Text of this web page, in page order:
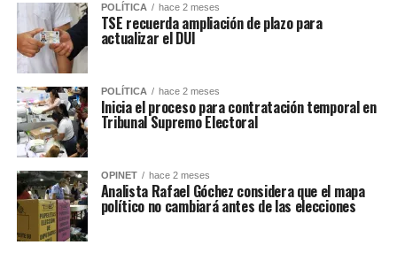
POLÍTICA hace 2 meses
TSE recuerda ampliación de plazo para
actualizar el DUI
POLÍTICA hace 2 meses
Inicia el proceso para contratación temporal en
Tribunal Supremo Electoral
OPINET hace 2 meses
Analista Rafael Góchez considera que el mapa
político no cambiará antes de las elecciones